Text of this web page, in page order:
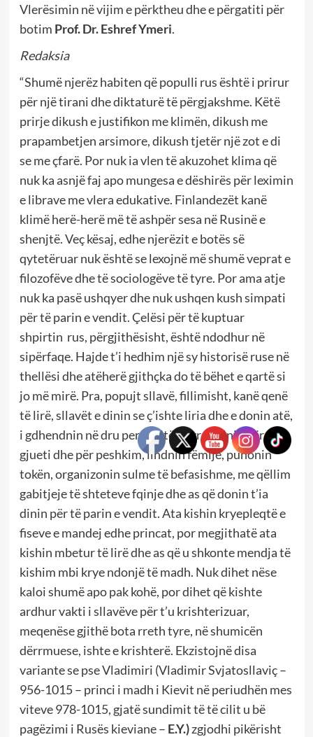
Vlerësimin në vijim e përktheu dhe e përgatiti për
botim Prof. Dr. Eshref Ymeri.
Redaksia
“Shumë njerëz habiten që populli rus është i prirur
për një tirani dhe diktaturë të përgjakshme. Këtë
prirje dikush e justifikon me klimën, dikush me
prapambetjen arsimore, dikush tjetër një zot e di
se me çfarë. Por nuk ia vlen të akuzohet klima që
nuk ka asnjë faj apo mungesa e dëshirës për leximin
e librave me vlera edukative. Finlandezët kanë
klimë herë-herë më të ashpër sesa në Rusinë e
shenjtë. Veç kësaj, edhe njerëzit e botës së
qytetëruar nuk është se lexojnë më shumë veprat e
filozofëve dhe të sociologëve të tyre. Por ama atje
nuk ka pasë ushqyer dhe nuk ushqen kush simpati
për të parin e vendit. Çelësi për të kuptuar
shpirtin rus, përgjithësisht, është ndodhur në
sipërfaqe. Hajde t’i hedhim një sy historisë ruse në
thellësi dhe atëherë gjithçka do të bëhet e qartë si
jo më mirë. Pra, popujt sllavë, fillimisht, kanë qenë
të lirë, sllavët e dinin se ç’ishte liria dhe e donin atë,
i gdhendnin në dru perënditë e tyre, dilnin për
gjueti dhe për peshkim, lindnin fëmijë, punonin
tokën, organizonin sulme të befasishme, me qëllim
gabitjeje të shteteve fqinje dhe as që donin t’ia
dinin për të parin e vendit. Ata kishin kryepleqtë e
fiseve e mandej edhe princat, por megjithatë ata
kishin mbetur të lirë dhe as që u shkonte mendja të
kishim mbi krye ndonjë të madh. Nuk dihet nëse
kaloi shumë apo pak kohë, por dihet që kishte
ardhur vakti i sllavëve për t’u krishterizuar,
meqenëse gjithë bota rreth tyre, në shumicën
dërrmuese, ishte e krishterë. Ekzistojnë disa
variante se pse Vladimiri (Vladimir Svjatosllaviç –
956-1015 – princi i madh i Kievit në periudhën mes
viteve 978-1015, gjatë sundimit të të cilit u bë
pagëzimi i Rusës kieviane – E.Y.)zgjodhi pikërisht